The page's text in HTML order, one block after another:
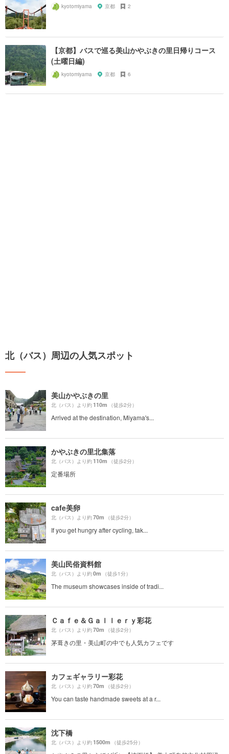
kyotomiyama 京都 2
【京都】バスで巡る美山かやぶきの里日帰りコース
(土曜日編)
kyotomiyama 京都 6
北（バス）周辺の人気スポット
美山かやぶきの里
北（バス）より約110m （徒歩2分）
Arrived at the destination, Miyama's...
かやぶきの里北集落
北（バス）より約110m （徒歩2分）
定番場所
cafe美卵
北（バス）より約70m （徒歩2分）
If you get hungry after cycling, tak...
美山民俗資料館
北（バス）より約0m （徒歩1分）
The museum showcases inside of tradi...
Ｃａｆｅ＆Ｇａｌｌｅｒｙ彩花
北（バス）より約70m （徒歩2分）
茅葺きの里・美山町の中でも人気カフェです
カフェギャラリー彩花
北（バス）より約70m （徒歩2分）
You can taste handmade sweets at a r...
沈下橋
北（バス）より約1500m （徒歩25分）